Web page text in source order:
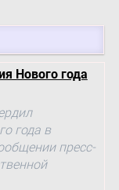
Нового года
года в
пресс-